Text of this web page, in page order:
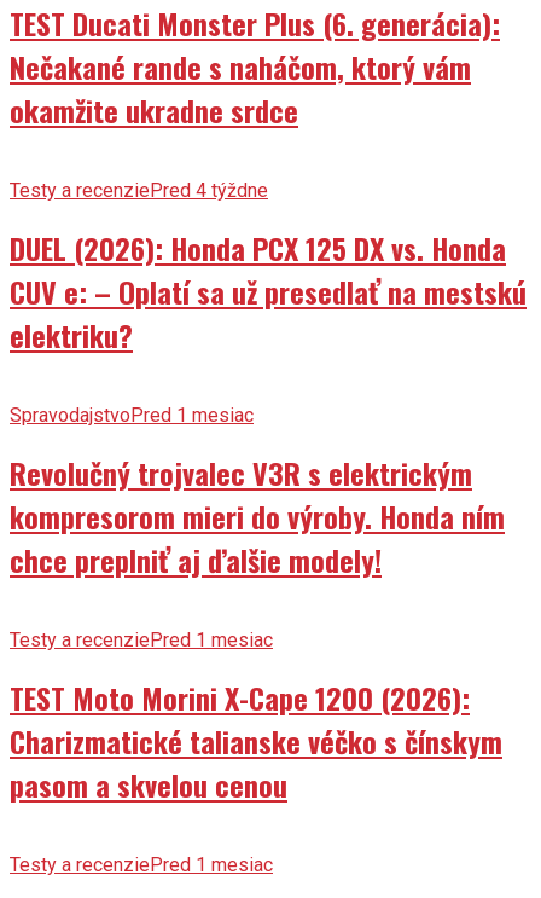
TEST Ducati Monster Plus (6. generácia):
Nečakané rande s naháčom, ktorý vám
okamžite ukradne srdce
Testy a recenziePred 4 týždne
DUEL (2026): Honda PCX 125 DX vs. Honda
CUV e: – Oplatí sa už presedlať na mestskú
elektriku?
SpravodajstvoPred 1 mesiac
Revolučný trojvalec V3R s elektrickým
kompresorom mieri do výroby. Honda ním
chce preplniť aj ďalšie modely!
Testy a recenziePred 1 mesiac
TEST Moto Morini X-Cape 1200 (2026):
Charizmatické talianske véčko s čínskym
pasom a skvelou cenou
Testy a recenziePred 1 mesiac